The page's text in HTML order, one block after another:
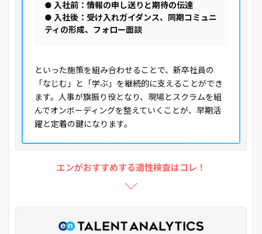
● 入社前：情報の申し送りと期待の伝達
● 入社後：受け入れガイダンス、同期コミュニ
ティの形成、フォロー面談
といった施策を組み合わせることで、新卒社員の
「なじむ」と「学ぶ」を継続的に支えることができ
ます。人事が旗振り役となり、現場とスクラムを組
んでオンボーディングを整えていくことが、早期活
躍と定着の鍵になります。
エンがおすすめする適性検査はコレ！